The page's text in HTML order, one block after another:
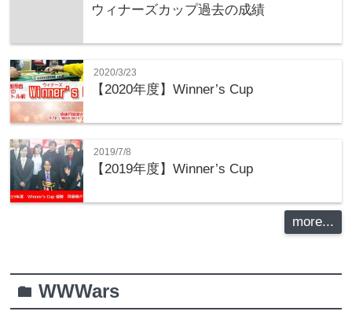
ウィナーズカップ過去の成績
2020/3/23
【2020年度】Winner’s Cup
2019/7/8
【2019年度】Winner’s Cup
more...
folderWWWars